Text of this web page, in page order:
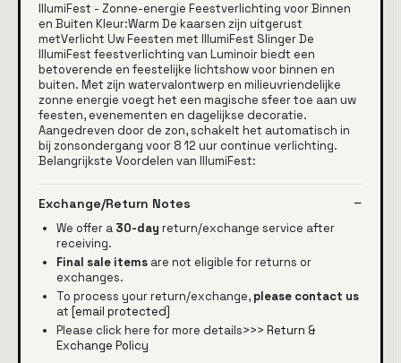
IllumiFest - Zonne-energie Feestverlichting voor Binnen
en Buiten Kleur:Warm De kaarsen zijn uitgerust
metVerlicht Uw Feesten met IllumiFest Slinger De
IllumiFest feestverlichting van Luminoir biedt een
betoverende en feestelijke lichtshow voor binnen en
buiten. Met zijn watervalontwerp en milieuvriendelijke
zonne energie voegt het een magische sfeer toe aan uw
feesten, evenementen en dagelijkse decoratie.
Aangedreven door de zon, schakelt het automatisch in
bij zonsondergang voor 8 12 uur continue verlichting.
Belangrijkste Voordelen van IllumiFest:
Exchange/Return Notes
We offer a 30-day return/exchange service after
receiving.
Final sale items are not eligible for returns or
exchanges.
To process your return/exchange, please contact us
at [email protected]
Please click here for more details>>> Return &
Exchange Policy